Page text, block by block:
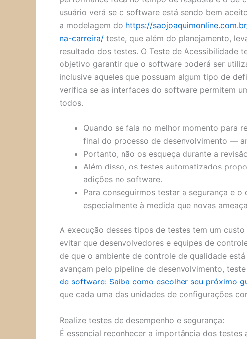
usuário verá se o software está sendo bem
a modelagem do https://
na-carreira/ teste, que além do planejamento,
resultado dos testes. O Teste de Acessibilidade
objetivo garantir que o software poderá ser
inclusive aqueles que possuam algum tipo de
verifica se as interfaces do software permitem
todos.
Quando se fala no melhor momento para
final do processo de desenvolvimento —
Portanto, não os esqueça durante a
Além disso, os testes automatizados
adições no software.
Para conseguirmos testar a segurança e
especialmente à medida que novas
A execução desses tipos de testes tem um
evitar que desenvolvedores e equipes de
de que o ambiente de controle de qualidade
avançam pelo pipeline de desenvolvimento,
de software: Saiba como escolher seu próximo
que cada uma das unidades de configurações
Realize testes de desempenho e segurança:
É essencial reconhecer a importância dos